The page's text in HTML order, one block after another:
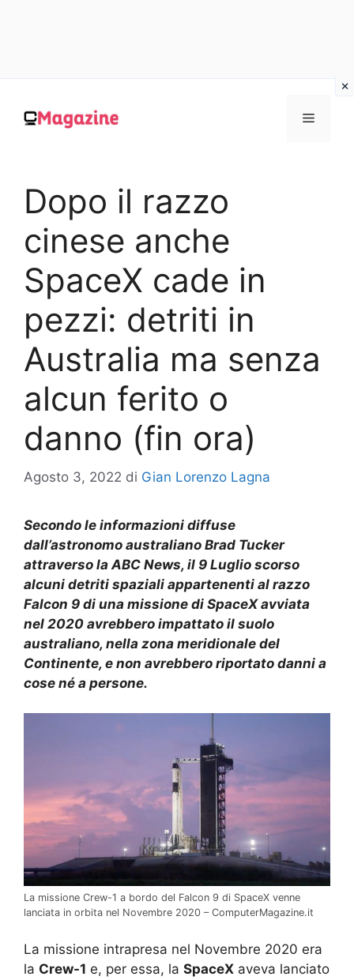
contenuto
MENU
Dopo il razzo
cinese anche
SpaceX cade in
pezzi: detriti in
Australia ma senza
alcun ferito o
danno (fin ora)
Agosto 3, 2022 di Gian Lorenzo Lagna
Secondo le informazioni diffuse
dall’astronomo australiano Brad Tucker
attraverso la ABC News, il 9 Luglio scorso
alcuni detriti spaziali appartenenti al razzo
Falcon 9 di una missione di SpaceX avviata
nel 2020 avrebbero impattato il suolo
australiano, nella zona meridionale del
Continente, e non avrebbero riportato danni a
cose né a persone.
La missione Crew-1 a bordo del Falcon 9 di SpaceX venne
lanciata in orbita nel Novembre 2020 – ComputerMagazine.it
La missione intrapresa nel Novembre 2020 era
la Crew-1 e, per essa, la SpaceX aveva lanciato